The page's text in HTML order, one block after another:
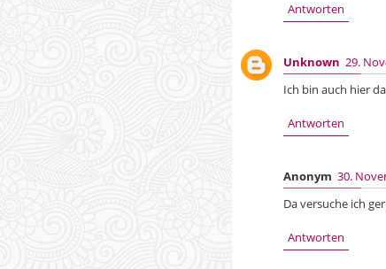
Antworten
Unknown 29.
Ich bin auch hier
Antworten
Anonym 30.
Da versuche ich
Antworten